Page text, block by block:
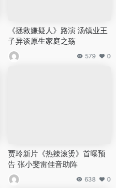
《拯救嫌疑人》路演 汤镇业王
子异谈原生家庭之殇
579 0
贾玲新片《热辣滚烫》首曝预
告 张小斐雷佳音助阵
638 0